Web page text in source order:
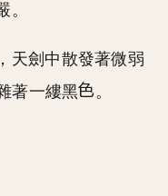
。
天劍中散發著微弱
著一縷黑 。